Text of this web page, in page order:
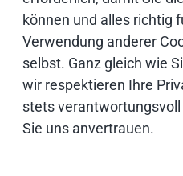
können und alles richtig
Verwendung anderer
selbst. Ganz gleich wie
wir respektieren Ihre
stets
Sie uns anvertrauen.
Weiterführende Informationen